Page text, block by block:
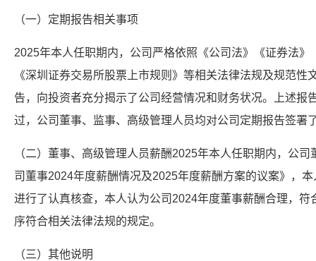
（一）定期报告相关事项
2025年本人任职期内，公司严格依照《公司法》《证券法
《深圳证券交易所股票上市规则》等相关法律法规及规范性
告，向投资者充分揭示了公司经营情况和财务状况。上述报
过，公司董事、监事、高级管理人员均对公司定期报告签署
（二）董事、高级管理人员薪酬2025年本人任职期内，公
司董事2024年度薪酬情况及2025年度薪酬方案的议案》，
进行了认真核查，本人认为公司2024年度董事薪酬合理，
序符合相关法律法规的规定。
（三）其他说明